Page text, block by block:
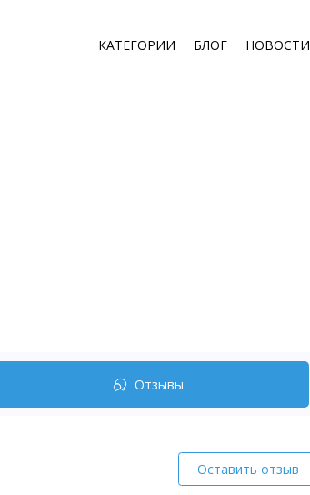
КАТЕГОРИИ БЛОГ НОВОСТИ
Отзывы
Оставить отзыв